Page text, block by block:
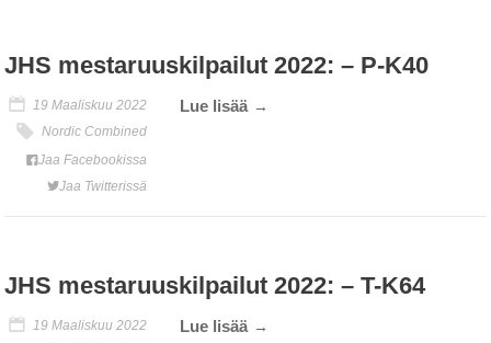
JHS mestaruuskilpailut 2022: – P-K40
19 Maaliskuu 2022
Nordic Combined
Jaa Facebookissa
Jaa Twitterissä
Lue lisää
JHS mestaruuskilpailut 2022: – T-K64
19 Maaliskuu 2022
Lue lisää